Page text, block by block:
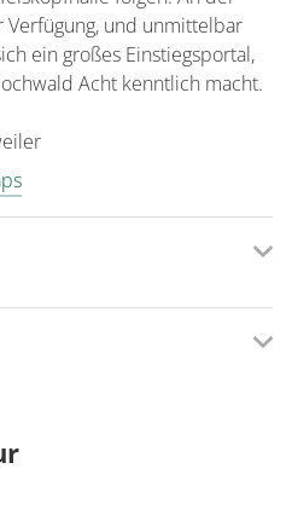
Verfügung, und unmittelbar
ein großes Einstiegsportal,
Acht kenntlich macht.
in 54427 Kell am See